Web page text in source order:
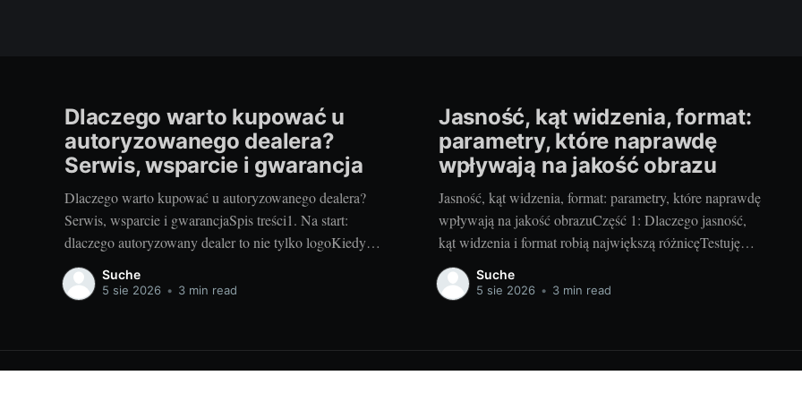
Dlaczego warto kupować u
autoryzowanego dealera?
Serwis, wsparcie i gwarancja
Dlaczego warto kupować u autoryzowanego dealera?
Serwis, wsparcie i gwarancjaSpis treści1. Na start:
dlaczego autoryzowany dealer to nie tylko logoKiedy
ktoś mówi „kupuj u autoryzowanego dealera”, to nie jest
snobizm, tylko praktyka. W świecie audio‑wideo, gdzie
Suche
5 sie 2026 • 3 min read
Jasność, kąt widzenia, format:
parametry, które naprawdę
wpływają na jakość obrazu
Jasność, kąt widzenia, format: parametry, które naprawdę
wpływają na jakość obrazuCzęść 1: Dlaczego jasność,
kąt widzenia i format robią największą różnicęTestuję
ekrany od lat i widzę jedno: trzy parametry decydują o
tym, czy obraz zachwyca, czy męczy wzrok. To jasność,
Suche
5 sie 2026 • 3 min read